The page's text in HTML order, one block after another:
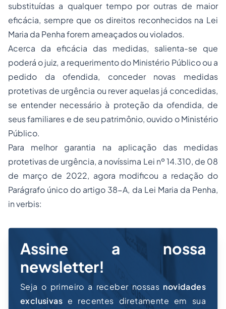
substituídas a qualquer tempo por outras de maior
eficácia, sempre que os direitos reconhecidos na Lei
Maria da Penha forem ameaçados ou violados.
Acerca da eficácia das medidas, salienta-se que
poderá o juiz, a requerimento do Ministério Público ou a
pedido da ofendida, conceder novas medidas
protetivas de urgência ou rever aquelas já concedidas,
se entender necessário à proteção da ofendida, de
seus familiares e de seu patrimônio, ouvido o Ministério
Público.
Para melhor garantia na aplicação das medidas
protetivas de urgência, a novíssima Lei nº 14.310, de 08
de março de 2022, agora modificou a redação do
Parágrafo único do artigo 38-A, da Lei Maria da Penha,
in verbis:
Assine a nossa
newsletter!
Seja o primeiro a receber nossas novidades
exclusivas e recentes diretamente em sua